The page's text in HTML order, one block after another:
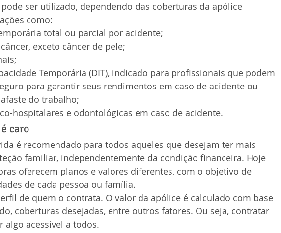
ser utilizado, dependendo das coberturas da apólice
como:
total ou parcial por acidente;
exceto câncer de pele;
Temporária (DIT), indicado para profissionais que podem
para garantir seus rendimentos em caso de acidente ou
do trabalho;
hospitalares e odontológicas em caso de acidente.
caro
é recomendado para todos aqueles que desejam ter mais
familiar, independentemente da condição financeira. Hoje
oferecem planos e valores diferentes, com o objetivo de
de cada pessoa ou família.
de quem o contrata. O valor da apólice é calculado com base
coberturas desejadas, entre outros fatores. Ou seja, contratar
algo acessível a todos.